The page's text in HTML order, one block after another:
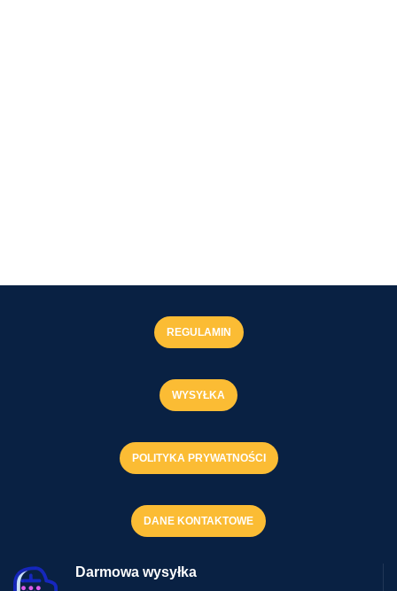
REGULAMIN
WYSYŁKA
POLITYKA PRYWATNOŚCI
DANE KONTAKTOWE
Darmowa wysyłka